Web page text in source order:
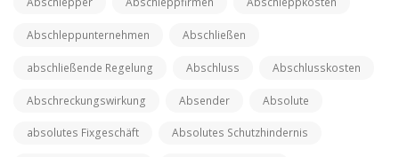
Abschleppunternehmen Abschließen
abschließende Regelung Abschluss Abschlusskosten
Abschreckungswirkung Absender Absolute
absolutes Fixgeschäft Absolutes Schutzhindernis